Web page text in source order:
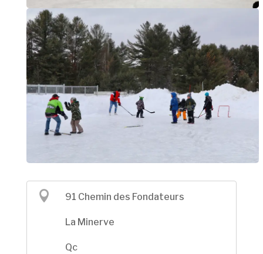
 91 Chemin des Fondateurs
La Minerve
Qc